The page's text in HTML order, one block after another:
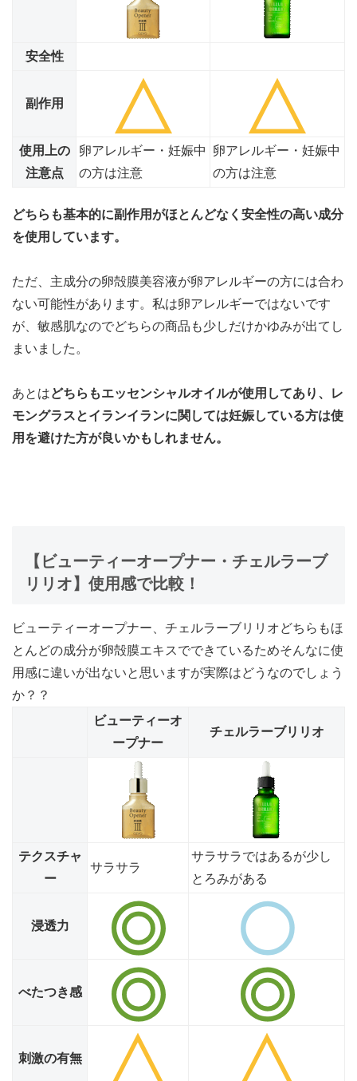
安全性
副作用
使用上の
注意点
卵アレルギー・妊娠中
の方は注意
卵アレルギー・妊娠中
の方は注意
どちらも基本的に副作用がほとんどなく安全性の高い成分
を使用しています。
ただ、主成分の卵殻膜美容液が卵アレルギーの方には合わ
ない可能性があります。私は卵アレルギーではないです
が、敏感肌なのでどちらの商品も少しだけかゆみが出てし
まいました。
あとはどちらもエッセンシャルオイルが使用してあり、レ
モングラスとイランイランに関しては妊娠している方は使
用を避けた方が良いかもしれません。
【ビューティーオープナー・チェルラーブ
リリオ】使用感で比較！
ビューティーオープナー、チェルラーブリリオどちらもほ
とんどの成分が卵殻膜エキスでできているためそんなに使
用感に違いが出ないと思いますが実際はどうなのでしょう
か？？
ビューティーオ
ープナー
チェルラーブリリオ
テクスチャ
ー
サラサラ
サラサラではあるが少し
とろみがある
浸透力
べたつき感
刺激の有無